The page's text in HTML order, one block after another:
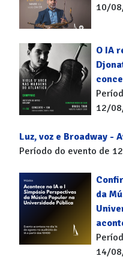
10/
O IA
12/
Luz, voz e Broadway -
Período do evento de
da
14/